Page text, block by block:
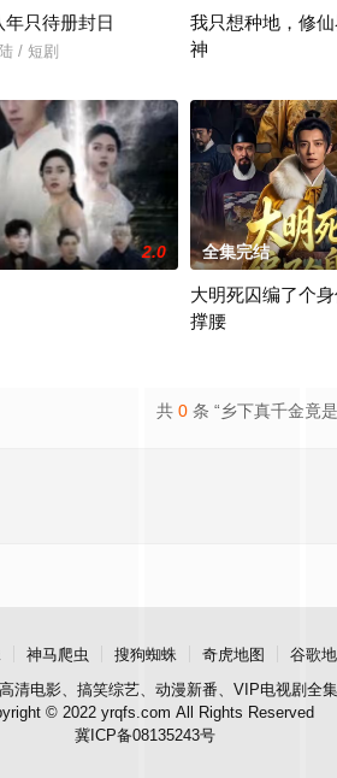
年只待册封日
/ 短剧
我只想种地，修
神
2.0 全集完结
大明死囚编了个
撑腰
共 0 条 “乡下真千金竟
神马爬虫 搜狗蜘蛛 奇虎地图 谷歌
清电影、搞笑综艺、动漫新番、VIP电视剧全
© 2022 yrqfs.com All Rights Reserved
冀ICP备08135243号